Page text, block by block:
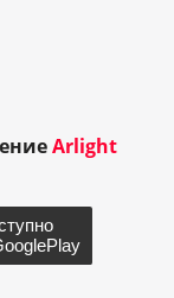
Arlight